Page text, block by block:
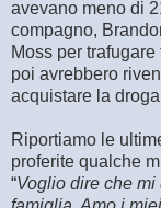
avevano meno di
compagno,
Moss per
poi avrebbero
acquistare la
Riportiamo le
proferite qualche
“Voglio dire che